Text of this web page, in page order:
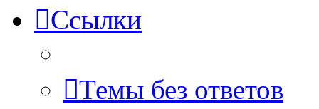
Ссылки
Темы без ответов